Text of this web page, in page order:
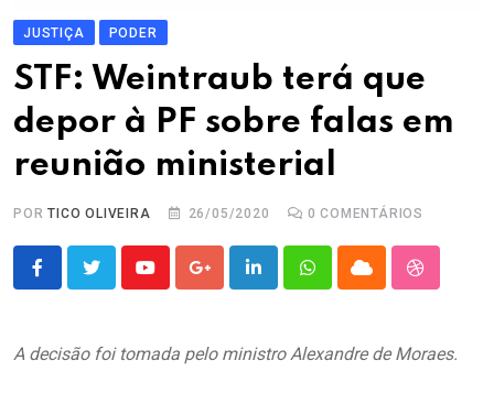
JUSTIÇA PODER
STF: Weintraub terá que
depor à PF sobre falas em
reunião ministerial
PORTICO OLIVEIRA 26/05/2020 0 COMENTÁRIOS
YoutubeGoogle+LinkedInWhatsappCloud
A decisão foi tomada pelo ministro Alexandre de Moraes.